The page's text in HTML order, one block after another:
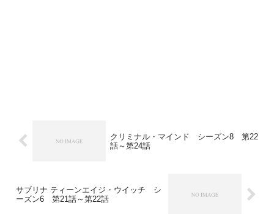
クリミナル・マインド シーズン8 第22
話～第24話
サブリナ ティーンエイジ・ウイッチ シ
ーズン6 第21話～第22話